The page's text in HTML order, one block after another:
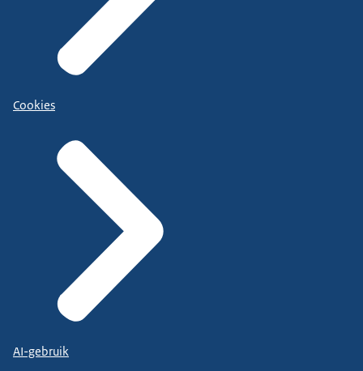
Cookies
AI-gebruik